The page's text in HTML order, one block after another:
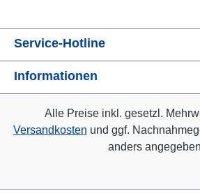
Service-Hotline
Informationen
Alle Preise inkl. gesetzl.
Versandkosten und ggf.
anders